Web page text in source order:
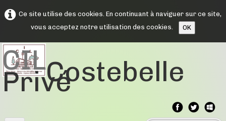
Ce site utilise des cookies. En continuant à naviguer sur ce site,
vous acceptez notre utilisation des cookies.
OK
CILCostebelle
Privé